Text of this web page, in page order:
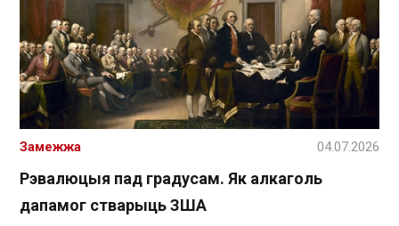
Рэвалюцыя пад градусам. Як алкаголь
дапамог стварыць ЗША
Замежжа 04.07.2026